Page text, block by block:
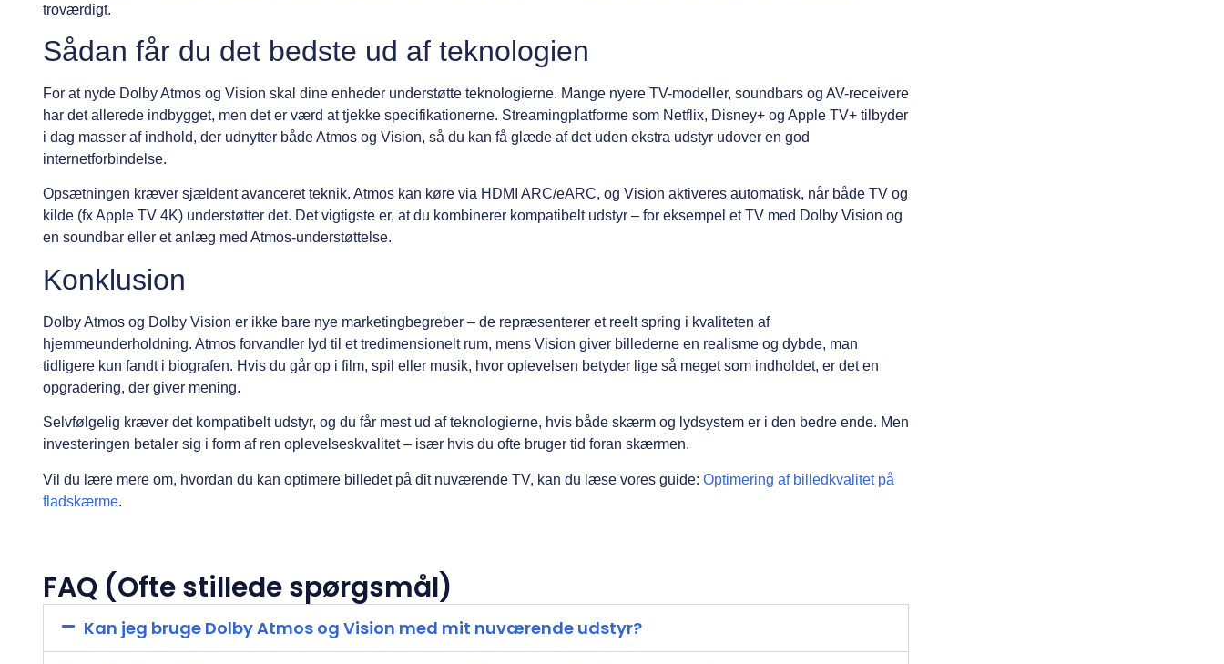
troværdigt.
Sådan får du det bedste ud af teknologien
For at nyde Dolby Atmos og Vision skal dine enheder understøtte teknologierne. Mange nyere TV-modeller, soundbars og AV-receivere
har det allerede indbygget, men det er værd at tjekke specifikationerne. Streamingplatforme som Netflix, Disney+ og Apple TV+ tilbyder
i dag masser af indhold, der udnytter både Atmos og Vision, så du kan få glæde af det uden ekstra udstyr udover en god
internetforbindelse.
Opsætningen kræver sjældent avanceret teknik. Atmos kan køre via HDMI ARC/eARC, og Vision aktiveres automatisk, når både TV og
kilde (fx Apple TV 4K) understøtter det. Det vigtigste er, at du kombinerer kompatibelt udstyr – for eksempel et TV med Dolby Vision og
en soundbar eller et anlæg med Atmos-understøttelse.
Konklusion
Dolby Atmos og Dolby Vision er ikke bare nye marketingbegreber – de repræsenterer et reelt spring i kvaliteten af
hjemmeunderholdning. Atmos forvandler lyd til et tredimensionelt rum, mens Vision giver billederne en realisme og dybde, man
tidligere kun fandt i biografen. Hvis du går op i film, spil eller musik, hvor oplevelsen betyder lige så meget som indholdet, er det en
opgradering, der giver mening.
Selvfølgelig kræver det kompatibelt udstyr, og du får mest ud af teknologierne, hvis både skærm og lydsystem er i den bedre ende. Men
investeringen betaler sig i form af ren oplevelseskvalitet – især hvis du ofte bruger tid foran skærmen.
Vil du lære mere om, hvordan du kan optimere billedet på dit nuværende TV, kan du læse vores guide: Optimering af billedkvalitet på
fladskærme.
FAQ (Ofte stillede spørgsmål)
Kan jeg bruge Dolby Atmos og Vision med mit nuværende udstyr?